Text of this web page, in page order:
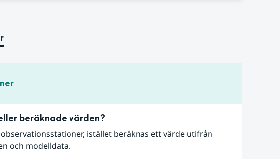
beräknade värden?
istället beräknas ett värde utifrån
och modelldata.